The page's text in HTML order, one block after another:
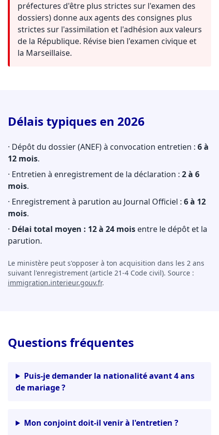
préfectures d'être plus strictes sur l'examen des
dossiers) donne aux agents des consignes plus
strictes sur l'assimilation et l'adhésion aux valeurs
de la République. Révise bien l'examen civique et
la Marseillaise.
Délais typiques en 2026
· Dépôt du dossier (ANEF) à convocation entretien : 6 à
12 mois.
· Entretien à enregistrement de la déclaration : 2 à 6
mois.
· Enregistrement à parution au Journal Officiel : 6 à 12
mois.
· Délai total moyen : 12 à 24 mois entre le dépôt et la
parution.
Le ministère peut s'opposer à ton acquisition dans les 2 ans
suivant l'enregistrement (article 21-4 Code civil). Source :
immigration.interieur.gouv.fr.
Questions fréquentes
Puis-je demander la nationalité avant 4 ans
de mariage ?
Mon conjoint doit-il venir à l'entretien ?